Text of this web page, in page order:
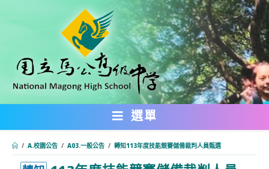
內
選單
/ A.校園公告 / A03.一般公告 / 轉知113年度技能競賽儲備裁判人員甄選